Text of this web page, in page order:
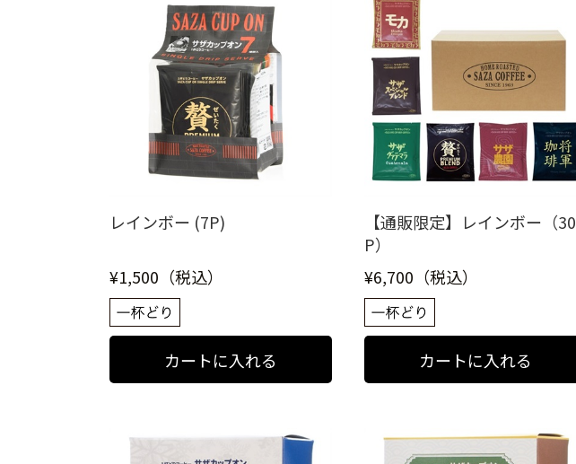
レインボー (7P)
¥1,500（税込）
【通販限定】レインボー（30
P）
¥6,700（税込）